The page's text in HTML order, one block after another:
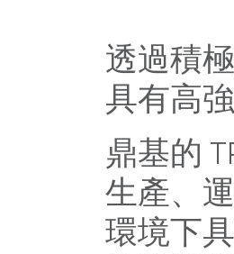
透過積
具有高
鼎基的
生產、
環境下